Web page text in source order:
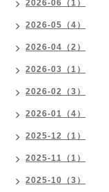
2026-06（1）
2026-05（4）
2026-04（2）
2026-03（1）
2026-02（3）
2026-01（4）
2025-12（1）
2025-11（1）
2025-10（3）